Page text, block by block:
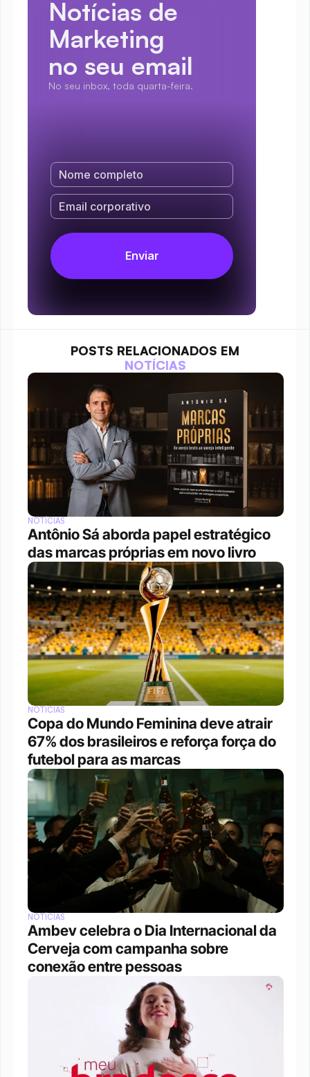
Notícias de
Marketing
no seu email
No seu inbox, toda quarta-feira.
POSTS RELACIONADOS EM
NOTÍCIAS
NOTÍCIAS
Antônio Sá aborda papel estratégico
das marcas próprias em novo livro
NOTÍCIAS
Copa do Mundo Feminina deve atrair
67% dos brasileiros e reforça força do
futebol para as marcas
NOTÍCIAS
Ambev celebra o Dia Internacional da
Cerveja com campanha sobre
conexão entre pessoas